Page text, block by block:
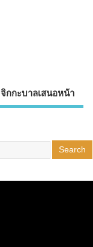
จิกกะบาลเสนอหน้า